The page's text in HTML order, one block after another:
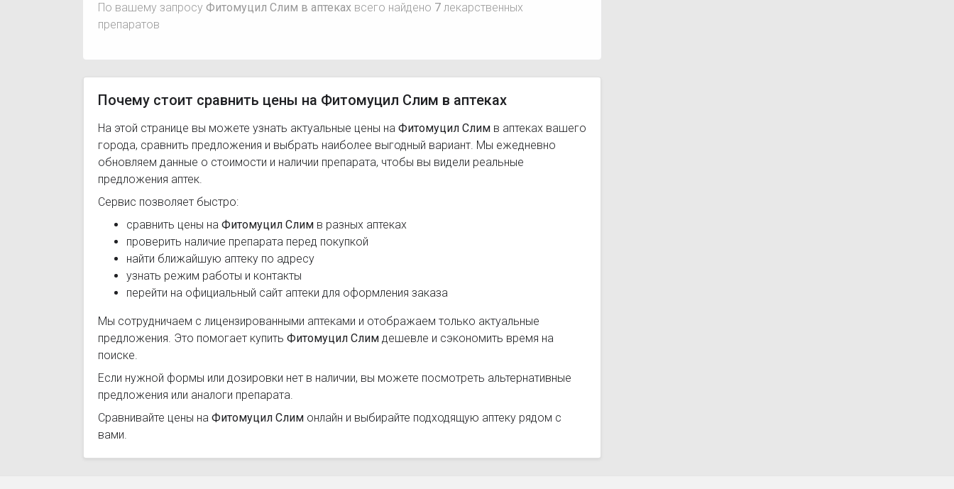
По вашему запросу Фитомуцил Слим в аптеках всего найдено 7 лекарственных
препаратов
Почему стоит сравнить цены на Фитомуцил Слим в аптеках
На этой странице вы можете узнать актуальные цены на Фитомуцил Слим в аптеках вашего
города, сравнить предложения и выбрать наиболее выгодный вариант. Мы ежедневно
обновляем данные о стоимости и наличии препарата, чтобы вы видели реальные
предложения аптек.
Сервис позволяет быстро:
сравнить цены на Фитомуцил Слим в разных аптеках
проверить наличие препарата перед покупкой
найти ближайшую аптеку по адресу
узнать режим работы и контакты
перейти на официальный сайт аптеки для оформления заказа
Мы сотрудничаем с лицензированными аптеками и отображаем только актуальные
предложения. Это помогает купить Фитомуцил Слим дешевле и сэкономить время на
поиске.
Если нужной формы или дозировки нет в наличии, вы можете посмотреть альтернативные
предложения или аналоги препарата.
Сравнивайте цены на Фитомуцил Слим онлайн и выбирайте подходящую аптеку рядом с
вами.